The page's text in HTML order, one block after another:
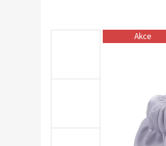
Akce